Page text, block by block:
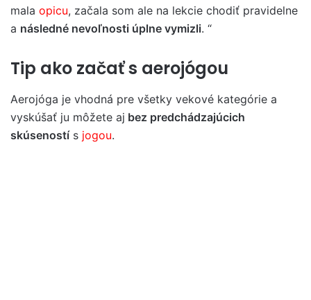
mala opicu, začala som ale na lekcie chodiť pravidelne
a následné nevoľnosti úplne vymizli. “
Tip ako začať s aerojógou
Aerojóga je vhodná pre všetky vekové kategórie a
vyskúšať ju môžete aj bez predchádzajúcich
skúsenostís jogou.